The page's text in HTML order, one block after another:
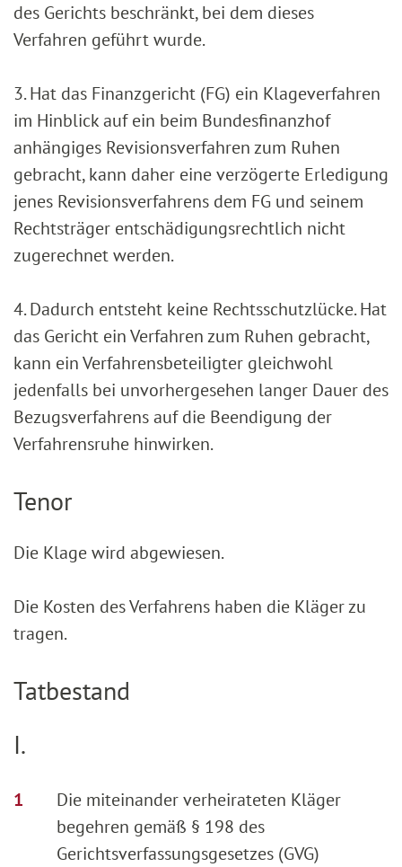
des Gerichts beschränkt, bei dem dieses
Verfahren geführt wurde.
3. Hat das Finanzgericht (FG) ein Klageverfahren
im Hinblick auf ein beim Bundesfinanzhof
anhängiges Revisionsverfahren zum Ruhen
gebracht, kann daher eine verzögerte Erledigung
jenes Revisionsverfahrens dem FG und seinem
Rechtsträger entschädigungsrechtlich nicht
zugerechnet werden.
4. Dadurch entsteht keine Rechtsschutzlücke. Hat
das Gericht ein Verfahren zum Ruhen gebracht,
kann ein Verfahrensbeteiligter gleichwohl
jedenfalls bei unvorhergesehen langer Dauer des
Bezugsverfahrens auf die Beendigung der
Verfahrensruhe hinwirken.
Tenor
Die Klage wird abgewiesen.
Die Kosten des Verfahrens haben die Kläger zu
tragen.
Tatbestand
I.
Die miteinander verheirateten Kläger
begehren gemäß § 198 des
Gerichtsverfassungsgesetzes (GVG)